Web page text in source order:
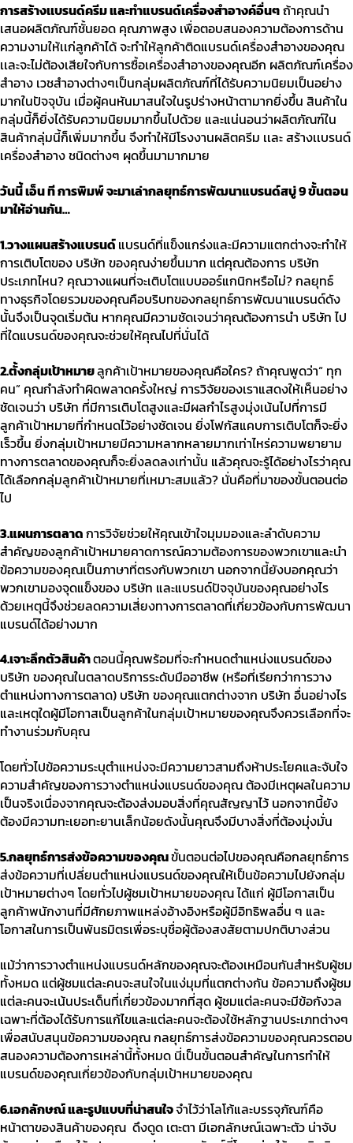
การสร้างเเบรนด์ครีม และทําแบรนด์เครื่องสำอางค์อื่นๆถ้าคุณนำ
เสนอผลิตภัณฑ์ชั้นยอด คุณภาพสูง เพื่อตอบสนองความต้องการด้าน
ความงามให้เเก่ลูกค้าได้ จะทําให้ลูกค้าติดแบรนด์เครื่องสำอางของคุณ
เเละจะไม่ต้องเสียใจกับการซื้อเครื่องสำอางของคุณอีก ผลิตภัณฑ์เครื่อง
สำอาง เวชสำอางต่างๆเป็นกลุ่มผลิตภัณฑ์ที่ได้รับความนิยมเป็นอย่าง
มากในปัจจุบัน เมื่อผู้คนหันมาสนใจในรูปร่างหน้าตามากยิ่งขึ้น สินค้าใน
กลุ่มนี้ก็ยิ่งได้รับความนิยมมากขึ้นไปด้วย และแน่นอนว่าผลิตภัณฑ์ใน
สินค้ากลุ่มนี้ก็เพิ่มมากขึ้น จึงทําให้มีโรงงานผลิตครีม เเละ สร้างเเบรนด์
เครื่องสําอาง ชนิดต่างๆ ผุดขึ้นมามากมาย
วันนี้ เอ็น ที การพิมพ์ จะมาเล่ากลยุทธ์การพัฒนาแบรนด์สบู่9ขั้นตอน
มาให้อ่านกัน…
1.วางแผนสร้างแบรนด์แบรนด์ที่แข็งแกร่งและมีความแตกต่างจะทำให้
การเติบโตของ บริษัท ของคุณง่ายขึ้นมาก แต่คุณต้องการ บริษัท
ประเภทไหน? คุณวางแผนที่จะเติบโตแบบออร์แกนิกหรือไม่?กลยุทธ์
ทางธุรกิจโดยรวมของคุณคือบริบทของกลยุทธ์การพัฒนาแบรนด์ดัง
นั้นจึงเป็นจุดเริ่มต้น หากคุณมีความชัดเจนว่าคุณต้องการนำ บริษัท ไป
ที่ใดแบรนด์ของคุณจะช่วยให้คุณไปที่นั่นได้
2.ตั้งกลุ่มเป้าหมายลูกค้าเป้าหมายของคุณคือใคร?ถ้าคุณพูดว่า“ ทุก
คน” คุณกำลังทำผิดพลาดครั้งใหญ่ การวิจัยของเราแสดงให้เห็นอย่าง
ชัดเจนว่า บริษัท ที่มีการเติบโตสูงและมีผลกำไรสูงมุ่งเน้นไปที่การมี
ลูกค้าเป้าหมายที่กำหนดไว้อย่างชัดเจน ยิ่งโฟกัสแคบการเติบโตก็จะยิ่ง
เร็วขึ้น ยิ่งกลุ่มเป้าหมายมีความหลากหลายมากเท่าไหร่ความพยายาม
ทางการตลาดของคุณก็จะยิ่งลดลงเท่านั้น แล้วคุณจะรู้ได้อย่างไรว่าคุณ
ได้เลือกกลุ่มลูกค้าเป้าหมายที่เหมาะสมแล้ว? นั่นคือที่มาของขั้นตอนต่อ
ไป
3.แผนการตลาดการวิจัยช่วยให้คุณเข้าใจมุมมองและลำดับความ
สำคัญของลูกค้าเป้าหมายคาดการณ์ความต้องการของพวกเขาและนำ
ข้อความของคุณเป็นภาษาที่ตรงกับพวกเขา นอกจากนี้ยังบอกคุณว่า
พวกเขามองจุดแข็งของ บริษัท และแบรนด์ปัจจุบันของคุณอย่างไร
ด้วยเหตุนี้จึงช่วยลดความเสี่ยงทางการตลาดที่เกี่ยวข้องกับการพัฒนา
แบรนด์ได้อย่างมาก
4.เจาะลึกตัวสินค้าตอนนี้คุณพร้อมที่จะกำหนดตำแหน่งแบรนด์ของ
บริษัท ของคุณในตลาดบริการระดับมืออาชีพ (หรือที่เรียกว่าการวาง
ตำแหน่งทางการตลาด) บริษัท ของคุณแตกต่างจาก บริษัท อื่นอย่างไร
และเหตุใดผู้มีโอกาสเป็นลูกค้าในกลุ่มเป้าหมายของคุณจึงควรเลือกที่จะ
ทำงานร่วมกับคุณ
โดยทั่วไปข้อความระบุตำแหน่งจะมีความยาวสามถึงห้าประโยคและจับใจ
ความสำคัญของการวางตำแหน่งแบรนด์ของคุณ ต้องมีเหตุผลในความ
เป็นจริงเนื่องจากคุณจะต้องส่งมอบสิ่งที่คุณสัญญาไว้ นอกจากนี้ยัง
ต้องมีความทะเยอทะยานเล็กน้อยดังนั้นคุณจึงมีบางสิ่งที่ต้องมุ่งมั่น
5.กลยุทธ์การส่งข้อความของคุณขั้นตอนต่อไปของคุณคือกลยุทธ์การ
ส่งข้อความที่เปลี่ยนตำแหน่งแบรนด์ของคุณให้เป็นข้อความไปยังกลุ่ม
เป้าหมายต่างๆ โดยทั่วไปผู้ชมเป้าหมายของคุณ ได้แก่ ผู้มีโอกาสเป็น
ลูกค้าพนักงานที่มีศักยภาพแหล่งอ้างอิงหรือผู้มีอิทธิพลอื่น ๆ และ
โอกาสในการเป็นพันธมิตรเพื่อระบุชื่อผู้ต้องสงสัยตามปกติบางส่วน
แม้ว่าการวางตำแหน่งแบรนด์หลักของคุณจะต้องเหมือนกันสำหรับผู้ชม
ทั้งหมด แต่ผู้ชมแต่ละคนจะสนใจในแง่มุมที่แตกต่างกัน ข้อความถึงผู้ชม
แต่ละคนจะเน้นประเด็นที่เกี่ยวข้องมากที่สุด ผู้ชมแต่ละคนจะมีข้อกังวล
เฉพาะที่ต้องได้รับการแก้ไขและแต่ละคนจะต้องใช้หลักฐานประเภทต่างๆ
เพื่อสนับสนุนข้อความของคุณ กลยุทธ์การส่งข้อความของคุณควรตอบ
สนองความต้องการเหล่านี้ทั้งหมด นี่เป็นขั้นตอนสำคัญในการทำให้
แบรนด์ของคุณเกี่ยวข้องกับกลุ่มเป้าหมายของคุณ
6.เอกลักษณ์และรูปแบบที่น่าสนใจจำไว้ว่าโลโก้และบรรจุภัณฑ์คือ
หน้าตาของสินค้าของคุณ ดึงดูด เตะตา มีเอกลักษณ์เฉพาะตัว น่าจับ